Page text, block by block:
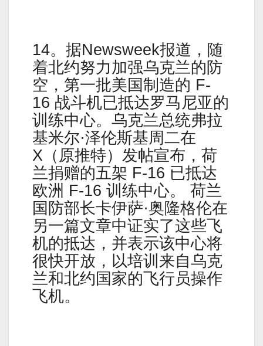
14。据Newsweek报道，随
着北约努力加强乌克兰的防
空，第一批美国制造的 F-
16 战斗机已抵达罗马尼亚的
训练中心。乌克兰总统弗拉
基米尔·泽伦斯基周二在
X（原推特）发帖宣布，荷
兰捐赠的五架 F-16 已抵达
欧洲 F-16 训练中心。 荷兰
国防部长卡伊萨·奥隆格伦在
另一篇文章中证实了这些飞
机的抵达，并表示该中心将
很快开放，以培训来自乌克
兰和北约国家的飞行员操作
飞机。